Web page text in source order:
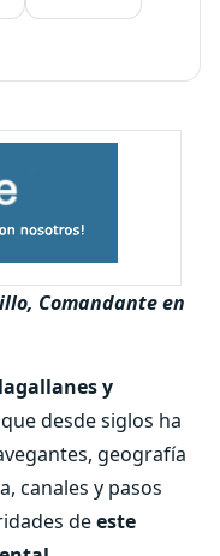
Comandante en
y
desde siglos ha
geografía
canales y pasos
deeste